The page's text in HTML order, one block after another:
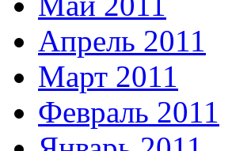
Апрель 2011
Март 2011
Февраль 2011